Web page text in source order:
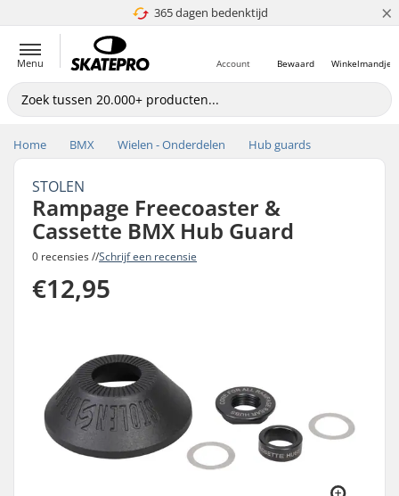
365 dagen bedenktijd
4.8 van 5 ×
Menu Winkelmandje
Bewaard
Account
Home BMX Wielen - Onderdelen Hub guards
STOLEN
Rampage Freecoaster &
Cassette BMX Hub Guard
0 recensies //Schrijf een recensie
€12,95